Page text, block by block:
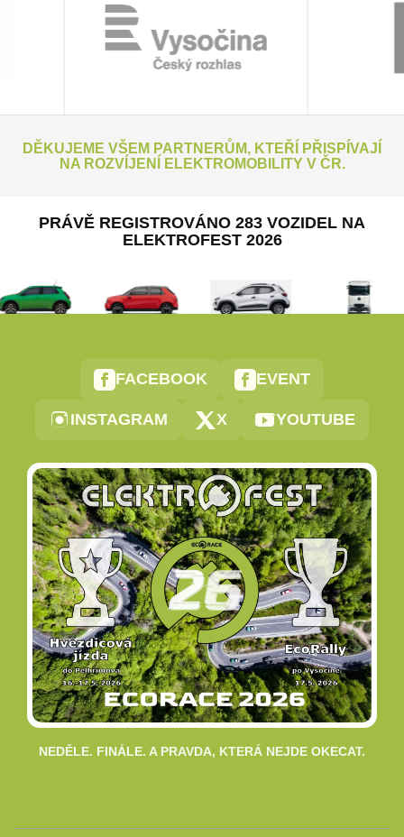
DĚKUJEME VŠEM PARTNERŮM, KTEŘÍ PŘISPÍVAJÍ
NA ROZVÍJENÍ ELEKTROMOBILITY V ČR.
PRÁVĚ REGISTROVÁNO 283 VOZIDEL NA
ELEKTROFEST 2026
FACEBOOK EVENT
INSTAGRAM X YOUTUBE
NEDĚLE. FINÁLE. A PRAVDA, KTERÁ NEJDE OKECAT.